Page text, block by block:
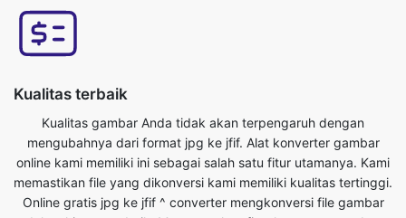
Kualitas terbaik
Kualitas gambar Anda tidak akan terpengaruh dengan
memastikan file yang dikonversi kami memiliki kualitas tertinggi.
Online gratis jpg ke jfif ^ converter mengkonversi file gambar
dalam hitungan detik. Menggunakan fitur konverter gambar
gratis jpg to jfif cukup mudah Anda hanya perlu meng-upload
file asli dan Anda akan mendapatkan file gambar format jfif
dikonversi.